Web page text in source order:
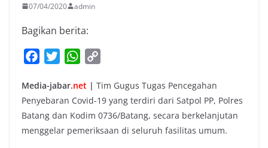
07/04/2020 admin
Bagikan berita:
c
e
b
o
i
t
t
e
W
a
t
s
A
p
y
L
i
Media-jabar.net | Tim Gugus Tugas Pencegahan
Penyebaran Covid-19 yang terdiri dari Satpol PP, Polres
Batang dan Kodim 0736/Batang, secara berkelanjutan
menggelar pemeriksaan di seluruh fasilitas umum.